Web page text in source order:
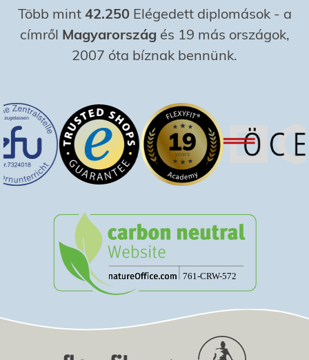
Több mint 42.250 Elégedett diplomások- a
címről Magyarországés 19 más országok,
2007 óta bíznak bennünk.